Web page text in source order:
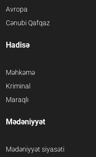
Avropa
Cənubi Qafqaz
Hadisə
Məhkəmə
Kriminal
Maraqlı
Mədəniyyət
Mədəniyyət siyasəti